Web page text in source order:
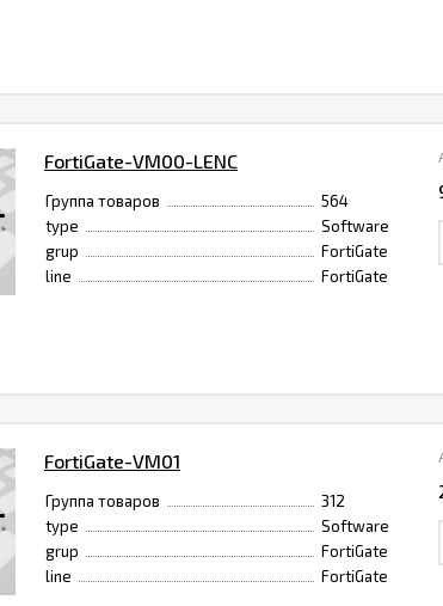
FortiGate-VM00-LENC
Группа товаров
564
type
Software
grup
FortiGate
line
FortiGate
FortiGate-VM01
Группа товаров
312
type
Software
grup
FortiGate
line
FortiGate